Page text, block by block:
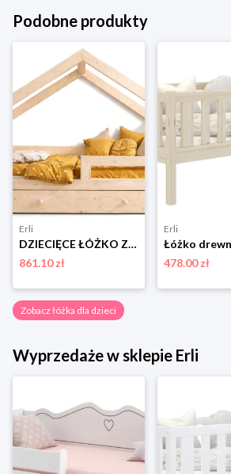
Podobne produkty
Erli
DZIECIĘCE ŁÓŻKO Z SZUFLADĄ DOMEK 80X160 ŁÓŻECZKO DREWNIANE DLA DZIECKA RBWN
861.10 zł
Erli
478.00 zł
Zobacz łóżka dla dzieci
Wyprzedaże w sklepie Erli